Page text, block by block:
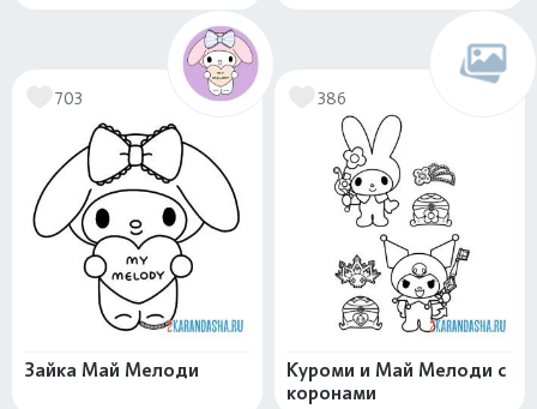
703
Зайка Май Мелоди
386
Куроми и Май Мелоди с
коронами